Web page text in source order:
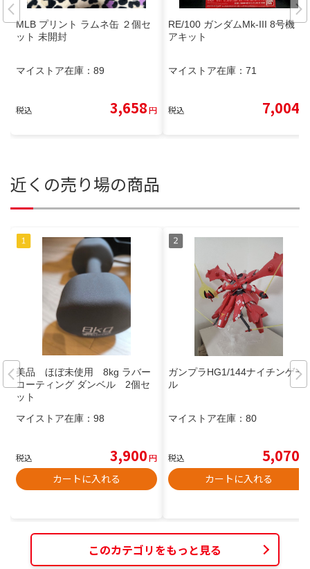
MLB プリント ラムネ缶 ２個セ
ット 未開封
マイストア在庫： 89
税込 3,658円
RE/100 ガンダムMk-III 8号機 レ
アキット
マイストア在庫： 71
税込 7,004
近くの売り場の商品
美品 ほぼ未使用 8kg ラバー
コーティング ダンベル 2個セ
ット
マイストア在庫： 98
税込 3,900円
カートに入れる
ガンプラHG1/144ナイチンゲー
ル
マイストア在庫： 80
税込 5,070
カートに入れる
このカテゴリをもっと見る